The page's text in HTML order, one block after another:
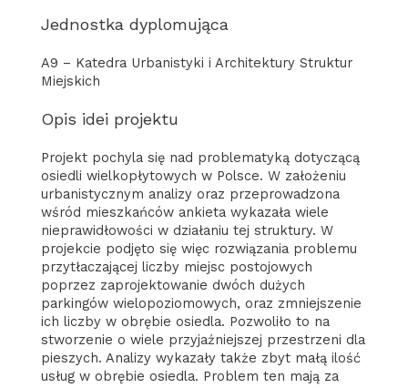
Jednostka dyplomująca
A9 – Katedra Urbanistyki i Architektury Struktur
Miejskich
Opis idei projektu
Projekt pochyla się nad problematyką dotyczącą
osiedli wielkopłytowych w Polsce. W założeniu
urbanistycznym analizy oraz przeprowadzona
wśród mieszkańców ankieta wykazała wiele
nieprawidłowości w działaniu tej struktury. W
projekcie podjęto się więc rozwiązania problemu
przytłaczającej liczby miejsc postojowych
poprzez zaprojektowanie dwóch dużych
parkingów wielopoziomowych, oraz zmniejszenie
ich liczby w obrębie osiedla. Pozwoliło to na
stworzenie o wiele przyjaźniejszej przestrzeni dla
pieszych. Analizy wykazały także zbyt małą ilość
usług w obrębie osiedla. Problem ten mają za